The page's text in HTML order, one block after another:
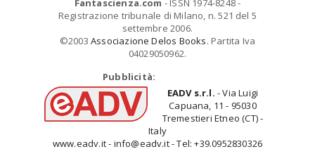
Fantascienza.com - ISSN 1974-8248 -
Registrazione tribunale di Milano, n. 521 del 5
settembre 2006.
©2003 Associazione Delos Books. Partita Iva
04029050962.
Pubblicità:
EADV s.r.l. - Via Luigi
Capuana, 11 - 95030
Tremestieri Etneo (CT) -
Italy
www.eadv.it - info@eadv.it - Tel: +39.0952830326